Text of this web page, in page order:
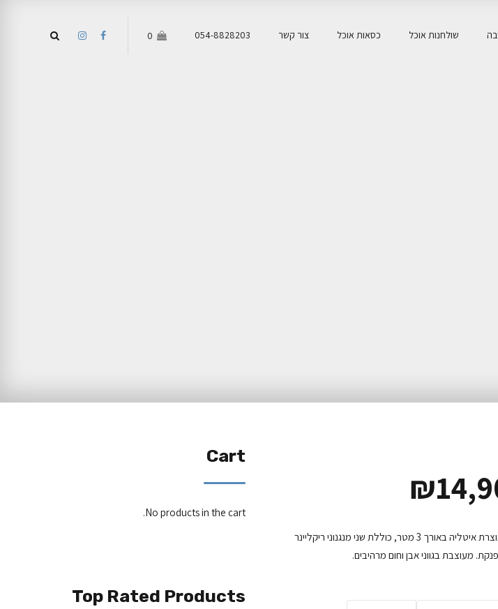
0 שולחנות אוכל כסאות אוכל צור קשר 054-8828203
₪
ספת עור יוקרתית תוצרת איטליה באורך 3 מטר, כוללת שני מנגנוני ריקליינר
מעוצבת בגווני אבן וחום מרהיבים.
Cart
No products in the cart.
Top Rated Products